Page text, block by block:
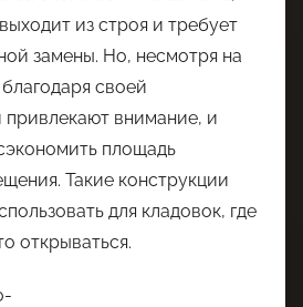
из строя и требует
замены. Но, несмотря на
своей
внимание, и
площадь
Такие конструкции
для кладовок, где
открываться.